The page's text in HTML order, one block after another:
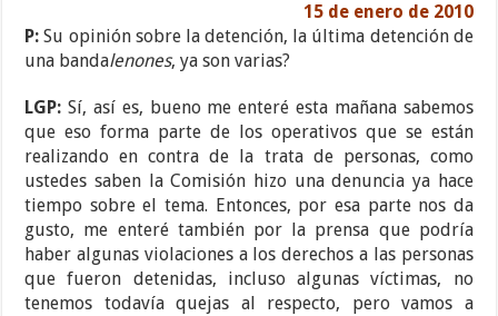
15 de enero de 2010
P:Su opinión sobre la detención, la última detención de
una bandalenones, ya son varias?
LGP: Sí, así es, bueno me enteré esta mañana sabemos
que eso forma parte de los operativos que se están
realizando en contra de la trata de personas, como
ustedes saben la Comisión hizo una denuncia ya hace
tiempo sobre el tema. Entonces, por esa parte nos da
gusto, me enteré también por la prensa que podría
haber algunas violaciones a los derechos a las personas
que fueron detenidas, incluso algunas víctimas, no
tenemos todavía quejas al respecto, pero vamos a